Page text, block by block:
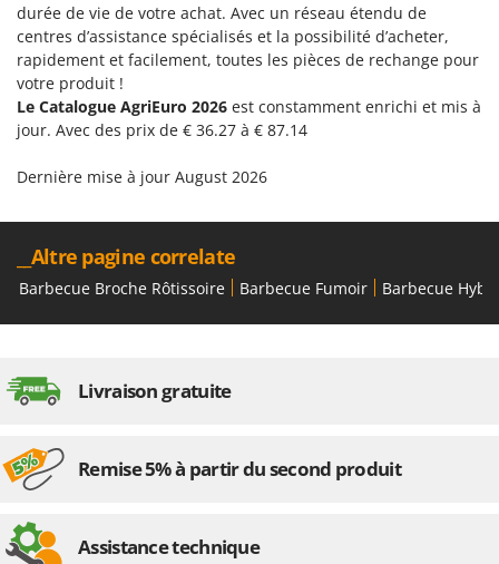
durée de vie de votre achat. Avec un réseau étendu de
centres d’assistance spécialisés et la possibilité d’acheter,
rapidement et facilement, toutes les pièces de rechange pour
votre produit !
Le Catalogue AgriEuro 2026 est constamment enrichi et mis à
jour. Avec des prix de € 36.27 à € 87.14
Dernière mise à jour August 2026
__Altre pagine correlate
Barbecue Broche Rôtissoire Barbecue Fumoir Barbecue
Livraison gratuite
Remise 5% à partir du second produit
Assistance technique